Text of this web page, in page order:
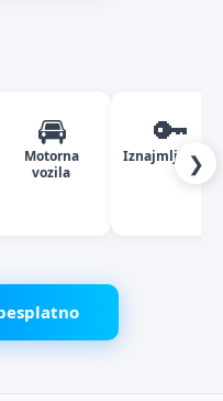
🚘
Motorna
vozila
🔑
Iznajmljivanje
❯